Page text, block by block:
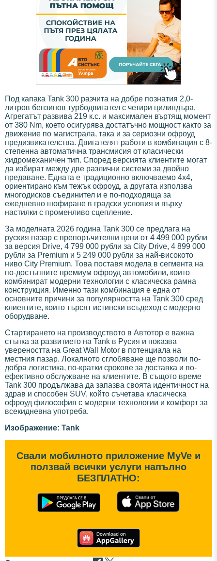
Под капака Tank 300 разчита на добре познатия 2,0-
литров бензинов турбодвигател с четири цилиндъра.
Агрегатът развива 219 к.с. и максимален въртящ момент
от 380 Nm, което осигурява достатъчно мощност както за
движение по магистрала, така и за сериозни офроуд
предизвикателства. Двигателят работи в комбинация с 8-
степенна автоматична трансмисия от класически
хидромеханичен тип. Според версията клиентите могат
да избират между две различни системи за двойно
предаване. Едната е традиционно включваемо 4х4,
ориентирано към тежък офроуд, а другата използва
многодисков съединител и е по-подходяща за
ежедневно шофиране в градски условия и върху
настилки с променливо сцепление.
За моделната 2026 година Tank 300 се предлага на
руския пазар с препоръчителни цени от 4 499 000 рубли
за версия Drive, 4 799 000 рубли за City Drive, 4 899 000
рубли за Premium и 5 249 000 рубли за най-високото
ниво City Premium. Това поставя модела в сегмента на
по-достъпните премиум офроуд автомобили, които
комбинират модерни технологии с класическа рамна
конструкция. Именно тази комбинация е една от
основните причини за популярността на Tank 300 сред
клиентите, които търсят истински всъдеход с модерно
оборудване.
Стартирането на производството в Автотор е важна
стъпка за развитието на Tank в Русия и показва
увереността на Great Wall Motor в потенциала на
местния пазар. Локалното сглобяване ще позволи по-
добра логистика, по-кратки срокове за доставка и по-
ефективно обслужване на клиентите. В същото време
Tank 300 продължава да запазва своята идентичност на
здрав и способен SUV, който съчетава класическа
офроуд философия с модерни технологии и комфорт за
всекидневна употреба.
Изображение: Tank
Свали мобилното приложение MyVe и
ползвай всички услуги напълно
БЕЗПЛАТНО: